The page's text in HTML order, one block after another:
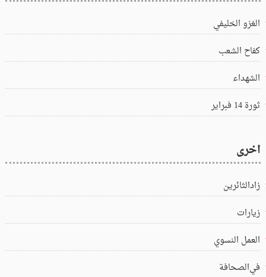
الغزو الخليفي
كفاح الشعب
الشهداء
ثورة 14 فبراير
اخرى
زادالثائرين
زيارات
العمل النسوي
في‌الصحافة